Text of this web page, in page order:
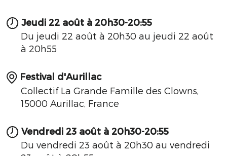
Jeudi 22 août à 20h30-20:55
Du jeudi 22 août à 20h30 au jeudi 22 août
à 20h55
Festival d'Aurillac
Collectif La Grande Famille des Clowns,
15000 Aurillac, France
Vendredi 23 août à 20h30-20:55
Du vendredi 23 août à 20h30 au vendredi